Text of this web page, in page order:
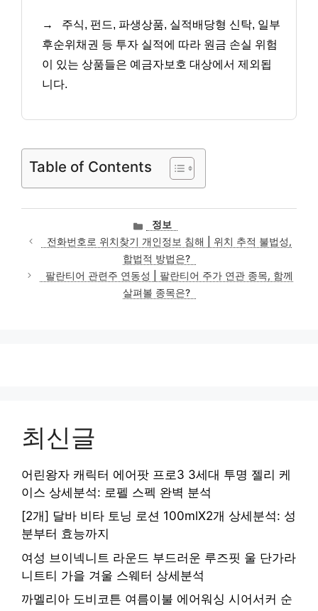
→
주식, 펀드, 파생상품, 실적배당형 신탁, 일부
후순위채권 등 투자 실적에 따라 원금 손실 위험
이 있는 상품들은 예금자보호 대상에서 제외됩
니다.
Table of Contents
카
테
고
리
정보
전화번호로 위치찾기 개인정보 침해 | 위치 추적 불법성,
합법적 방법은?
팔란티어 관련주 연동성 | 팔란티어 주가 연관 종목, 함께
살펴볼 종목은?
최신글
어린왕자 캐릭터 에어팟 프로3 3세대 투명 젤리 케
이스 상세분석: 로펠 스펙 완벽 분석
[2개] 달바 비타 토닝 로션 100mlX2개 상세분석: 성
분부터 효능까지
여성 브이넥니트 라운드 부드러운 루즈핏 울 단가라
니트티 가을 겨울 스웨터 상세분석
까멜리아 도비코튼 여름이불 에어워싱 시어서커 순